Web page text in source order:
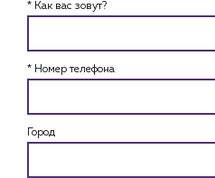
* Как вас зовут?
* Номер телефона
Город